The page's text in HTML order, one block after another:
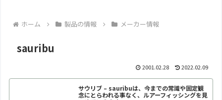
ホーム 製品の情報 メーカー情報
sauribu
2001.02.28 2022.02.09
サウリブ – sauribuは、今までの常識や固定観
念にとらわれる事なく、ルアーフィッシングを見